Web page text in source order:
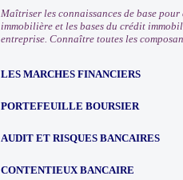
Maîtriser les connaissances de base
immobilière et les bases du crédit
entreprise. Connaître toutes les
LES MARCHES FINANCIERS
PORTEFEUILLE BOURSIER
AUDIT ET RISQUES BANCAIRES
CONTENTIEUX BANCAIRE